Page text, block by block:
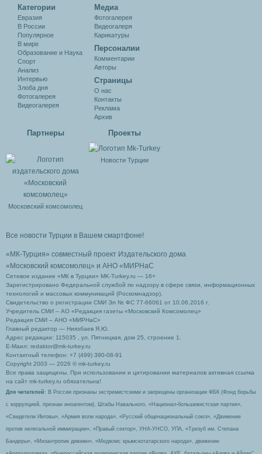
Категории
Евразия
В России
Популярное
В мире
Образование и Наука
Спорт
Анализ
Интервью
Злоба дня
Фотогалерея
Видеогалерея
Медиа
Фотогалерея
Видеогалеря
Карикатуры
Персоналии
Комментарии
Авторы
Cтраницы
О нас
Контакты
Реклама
Архив
Партнеры
Московский комсомолец
Проекты
Новости Турции
Все новости Турции в Вашем смартфоне!
«МК-Турция» совместный проект Издательского дома
«Московский комсомолец» и АНО «МИРНаС
Сетевое издание «МК в Турции» MK-Turkey.ru — 16+
Зарегистрировано Федеральной службой по надзору в сфере связи, информационных
технологий и массовых коммуникаций (Роскомнадзор).
Свидетельство о регистрации СМИ Эл № ФС 77-66061 от 10.06.2016 г.
Учредитель СМИ – АО «Редакция газеты «Московский Комсомолец»
Редакция СМИ – АНО «МИРНаС»
Главный редактор — Ниязбаев Я.Ю.
Адрес редакции: 115035 , ул. Пятницкая, дом 25, строение 1.
Е-Маил: redaktor@mk-turkey.ru
Контактный телефон: +7 (499) 390-08-91
Copyright 2003 — 2026 © mk-turkey.ru
Все права защищены. При использовании и цитировании материалов активная ссылка
на сайт mk-turkey.ru обязательна!
Для читателей : В России признаны экстремистскими и запрещены организации ФБК (Фонд борьбы
с коррупцией, признан иноагентом), Штабы Навального, «Национал-большевистская партия»,
«Свидетели Иеговы», «Армия воли народа», «Русский общенациональный союз», «Движение
против нелегальной иммиграции», «Правый сектор», УНА-УНСО, УПА, «Тризуб им. Степана
Бандеры», «Мизантропик дивижн», «Меджлис крымскотатарского народа», движение